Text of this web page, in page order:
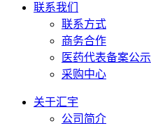
联系我们
联系方式
商务合作
医药代表备案公示
采购中心
关于汇宇
公司简介